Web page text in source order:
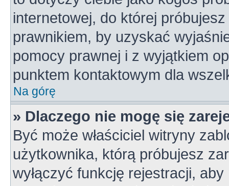
internetowej, do której
prawnikiem, by uzyskać
pomocy prawnej i z wyjątkiem
punktem kontaktowym dla
Na górę
» Dlaczego nie mogę się
Być może właściciel witryny
użytkownika, którą próbujesz
wyłączyć funkcję rejestracji,